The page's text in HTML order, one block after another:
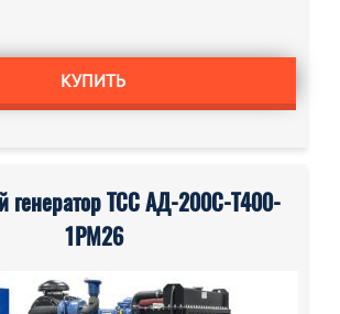
КУПИТЬ
генератор ТСС АД-200С-Т400-
1РМ26